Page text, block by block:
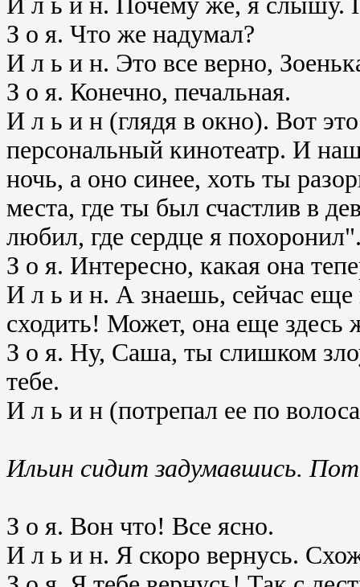
З о я. Что же надумал?
И л ь и н. Это все верно,
З о я. Конечно, печальная.
И л ь и н (глядя в окно). Вот
персональный кинотеатр. И
ночь, а оно синее, хоть ты
места, где ты был счастлив в
любил, где сердце я
З о я. Интересно, какая она
И л ь и н. А знаешь, сейчас еще
сходить! Может, она еще здесь
З о я. Ну, Саша, ты слишком
тебе.
И л ь и н (потрепал ее по
Ильин сидит задумавшись.
З о я. Вон что! Все ясно.
И л ь и н. Я скоро вернусь.